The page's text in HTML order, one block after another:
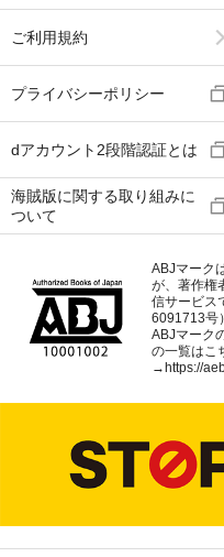
ご利用規約
プライバシーポリシー
dアカウント2段階認証とは
海賊版に関する取り組みに
ついて
ABJマーク
が、著作権
信サービス
6091713号
ABJマーク
の一覧はこ
→https://